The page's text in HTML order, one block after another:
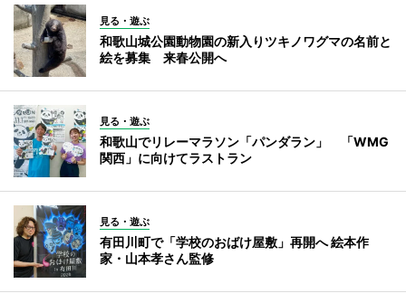
見る・遊ぶ
和歌山城公園動物園の新入りツキノワグマの名前と
絵を募集 来春公開へ
見る・遊ぶ
和歌山でリレーマラソン「パンダラン」 「WMG
関西」に向けてラストラン
見る・遊ぶ
有田川町で「学校のおばけ屋敷」再開へ 絵本作
家・山本孝さん監修